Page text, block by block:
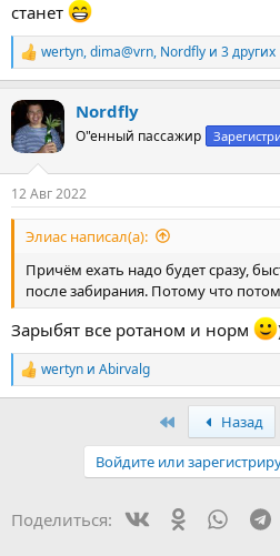
станет
Р
е
ц
и
wertyn,dima@vrn, Nordfly и 3 других
Nordfly
О"енный пассажир
12 Авг 2022
Элиас написал(а):
Причём ехать надо будет сразу,
после забирания. Потому что
Зарыбят все ротаном и норм
Р
е
wertyn и Abirvalg
Назад
Войдите или
Поделиться: Ok